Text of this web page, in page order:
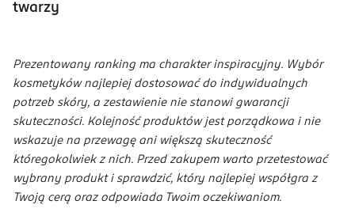
twarzy
Prezentowany ranking ma charakter inspiracyjny. Wybór
kosmetyków najlepiej dostosować do indywidualnych
potrzeb skóry, a zestawienie nie stanowi gwarancji
skuteczności. Kolejność produktów jest porządkowa i nie
wskazuje na przewagę ani większą skuteczność
któregokolwiek z nich. Przed zakupem warto przetestować
wybrany produkt i sprawdzić, który najlepiej współgra z
Twoją cerą oraz odpowiada Twoim oczekiwaniom.